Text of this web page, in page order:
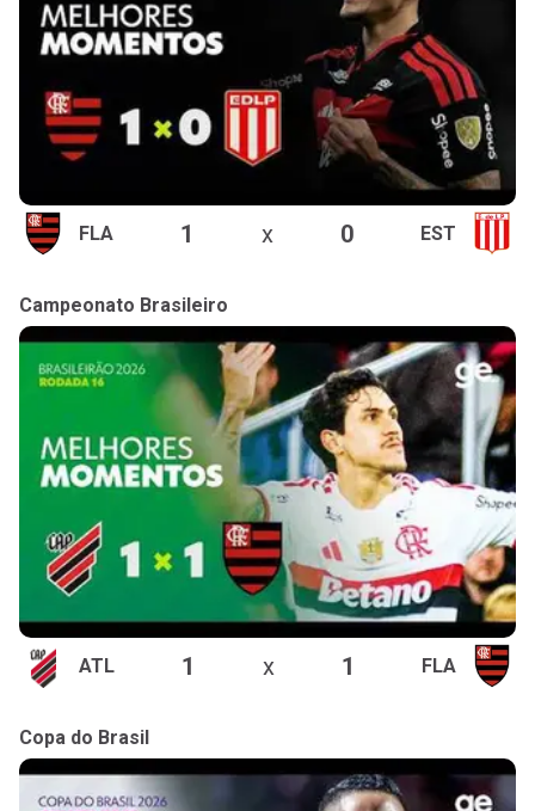
FLA 1 x 0 EST
Campeonato Brasileiro
ATL 1 x 1 FLA
Copa do Brasil